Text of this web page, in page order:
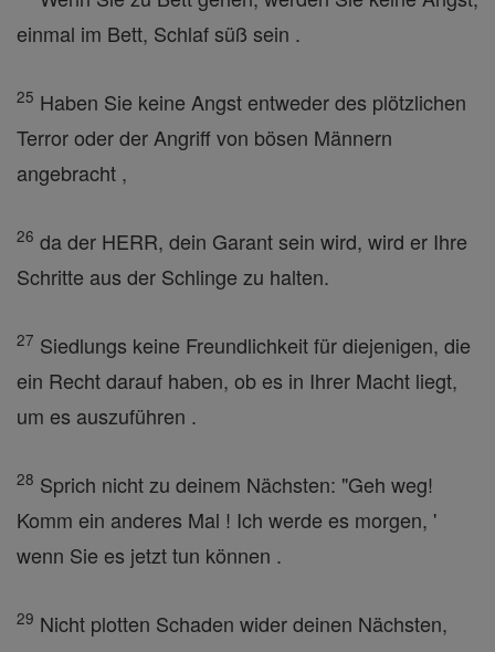
einmal im Bett, Schlaf süß sein .
25 Haben Sie keine Angst entweder des plötzlichen
Terror oder der Angriff von bösen Männern
angebracht ,
26 da der HERR, dein Garant sein wird, wird er Ihre
Schritte aus der Schlinge zu halten.
27 Siedlungs keine Freundlichkeit für diejenigen, die
ein Recht darauf haben, ob es in Ihrer Macht liegt,
um es auszuführen .
28 Sprich nicht zu deinem Nächsten: "Geh weg!
Komm ein anderes Mal ! Ich werde es morgen, '
wenn Sie es jetzt tun können .
29 Nicht plotten Schaden wider deinen Nächsten,